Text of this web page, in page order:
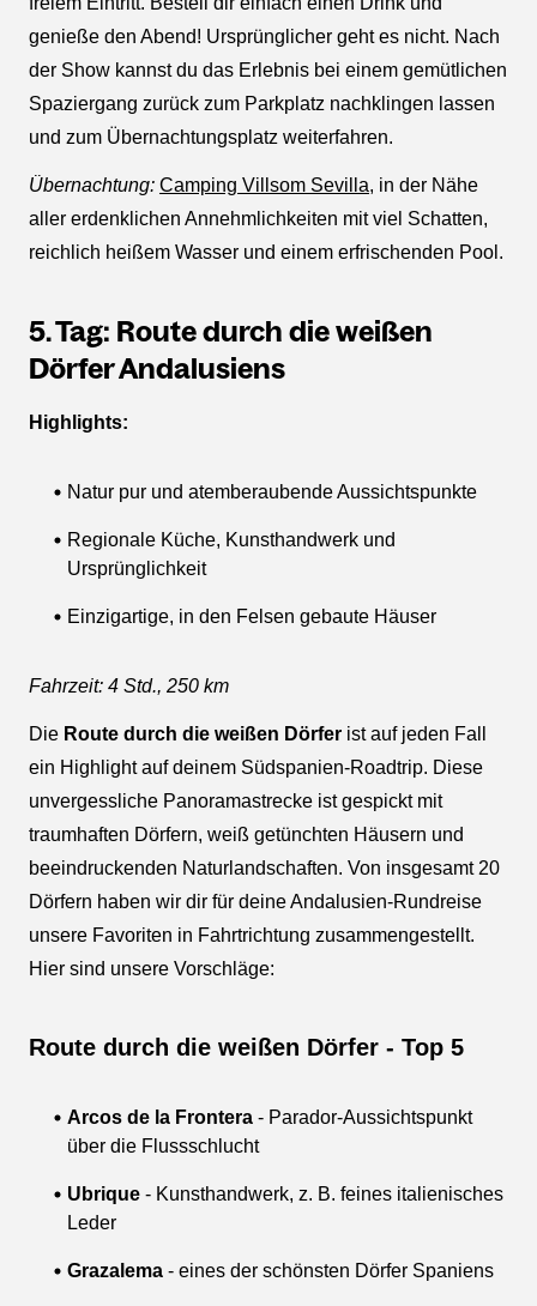
genieße den Abend! Ursprünglicher geht es nicht. Nach
der Show kannst du das Erlebnis bei einem gemütlichen
Spaziergang zurück zum Parkplatz nachklingen lassen
und zum Übernachtungsplatz weiterfahren.
Übernachtung: Camping Villsom Sevilla, in der Nähe
aller erdenklichen Annehmlichkeiten mit viel Schatten,
reichlich heißem Wasser und einem erfrischenden Pool.
5. Tag: Route durch die weißen
Dörfer Andalusiens
Highlights:
Natur pur und atemberaubende Aussichtspunkte
Regionale Küche, Kunsthandwerk und
Ursprünglichkeit
Einzigartige, in den Felsen gebaute Häuser
Fahrzeit: 4 Std., 250 km
Die Route durch die weißen Dörfer ist auf jeden Fall
ein Highlight auf deinem Südspanien-Roadtrip. Diese
unvergessliche Panoramastrecke ist gespickt mit
traumhaften Dörfern, weiß getünchten Häusern und
beeindruckenden Naturlandschaften. Von insgesamt 20
Dörfern haben wir dir für deine Andalusien-Rundreise
unsere Favoriten in Fahrtrichtung zusammengestellt.
Hier sind unsere Vorschläge:
Route durch die weißen Dörfer - Top 5
Arcos de la Frontera - Parador-Aussichtspunkt
über die Flussschlucht
Ubrique - Kunsthandwerk, z. B. feines italienisches
Leder
Grazalema - eines der schönsten Dörfer Spaniens